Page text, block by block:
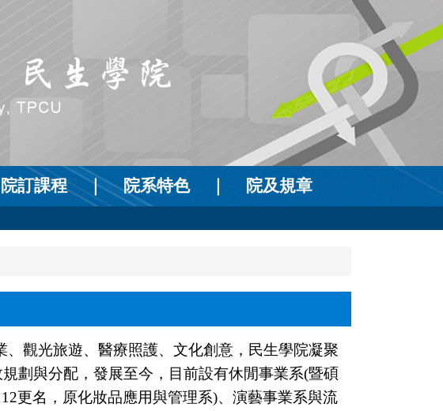
院訂課程 ｜院系特色 院及規章
、觀光旅遊、醫療照護、文化創意，民生學院凝聚
劃與分配，發展至今，目前設有休閒事業系(暨碩
更名，原化妝品應用與管理系)、演藝事業系與流